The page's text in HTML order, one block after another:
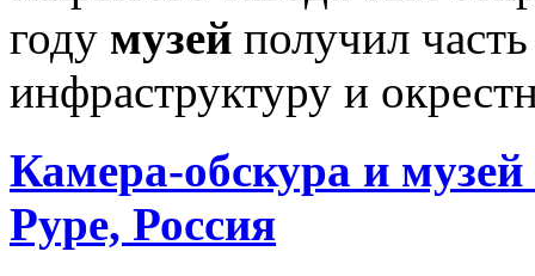
году музей получил
инфраструктуру и
Камера-обскура и музей
Руре, Россия